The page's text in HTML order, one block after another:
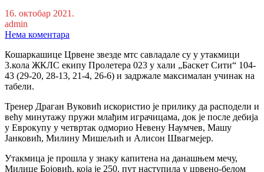
16. октобар 2021.
admin
Нема коментара
Кошаркашице Црвене звезде мтс савладале су у утакмици
3.кола ЖКЛС екипу Пролетера 023 у хали „Баскет Сити“ 104-
43 (29-20, 28-13, 21-4, 26-6) и задржале максималан учинак на
табели.
Тренер Драган Вуковић искористио је прилику да расподели и
већу минутажу пружи млађим играчицама, док је после дебија
у Еврокупу у четвртак одморио Невену Наумчев, Машу
Јанковић, Милину Мишељић и Алисон Швагмејер.
Утакмица је прошла у знаку капитена на данашњем мечу,
Милице Бојовић, која је 250. пут наступила у црвено-белом